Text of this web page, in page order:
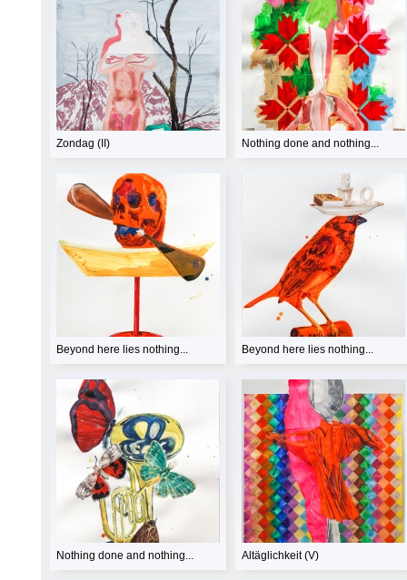
Zondag (II) Nothing done and nothing...
Beyond here lies nothing... Beyond here lies nothing...
Nothing done and nothing... Altäglichkeit (V)